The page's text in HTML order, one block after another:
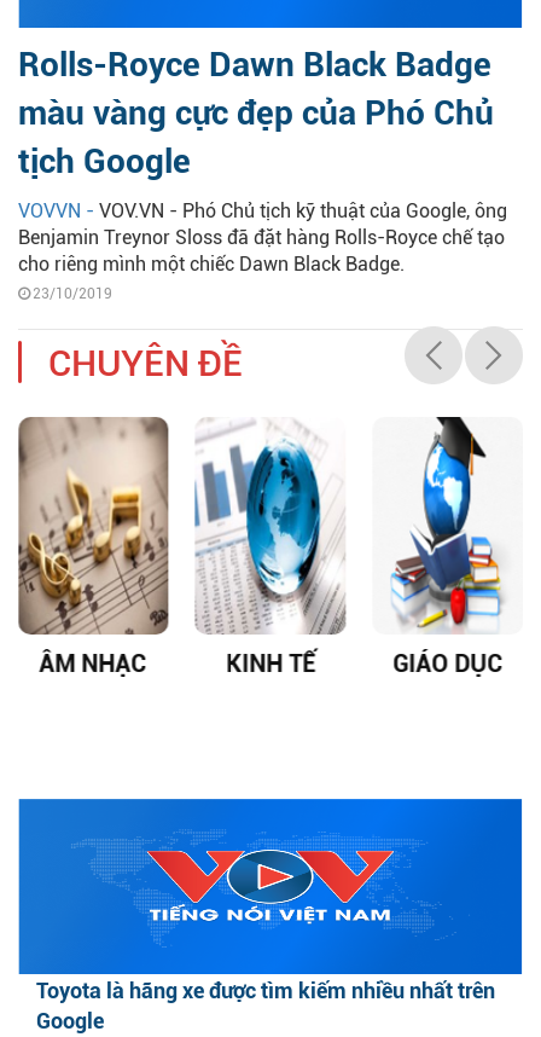
Rolls-Royce Dawn Black Badge
màu vàng cực đẹp của Phó Chủ
tịch Google
VOVVN - VOV.VN - Phó Chủ tịch kỹ thuật của Google, ông
Benjamin Treynor Sloss đã đặt hàng Rolls-Royce chế tạo
cho riêng mình một chiếc Dawn Black Badge.
23/10/2019
CHUYÊN ĐỀ
ÂM NHẠC KINH TẾ GIÁO DỤC
Toyota là hãng xe được tìm kiếm nhiều nhất trên
Google